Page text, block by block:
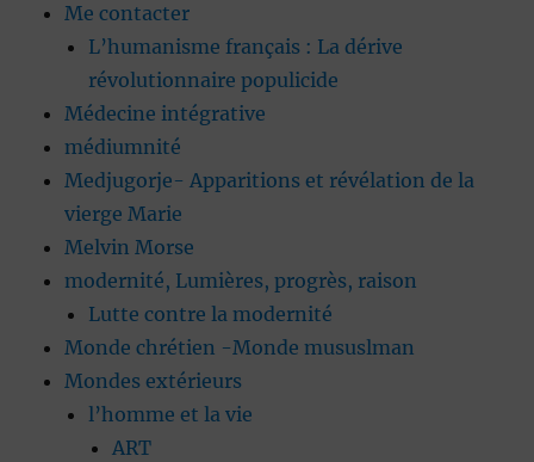
Me contacter
L’humanisme français : La dérive
révolutionnaire populicide
Médecine intégrative
médiumnité
Medjugorje- Apparitions et révélation de la
vierge Marie
Melvin Morse
modernité, Lumières, progrès, raison
Lutte contre la modernité
Monde chrétien -Monde mususlman
Mondes extérieurs
l’homme et la vie
ART